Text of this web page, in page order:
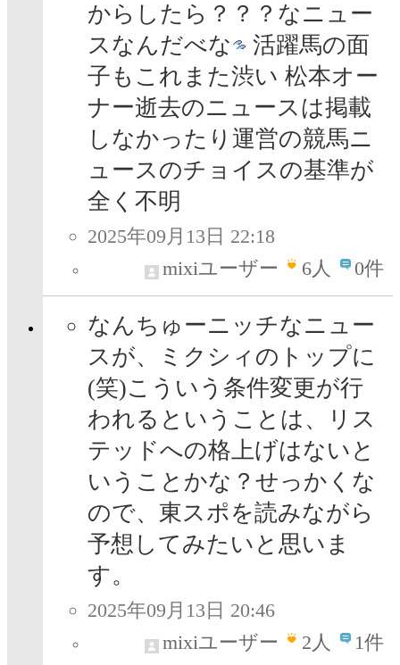
からしたら？？？なニュー
スなんだべな
活躍馬の面
子もこれまた渋い 松本オー
ナー逝去のニュースは掲載
しなかったり運営の競馬ニ
ュースのチョイスの基準が
全く不明
2025年09月13日 22:18
mixiユーザー
6人 0件
なんちゅーニッチなニュー
スが、ミクシィのトップに
(笑)こういう条件変更が行
われるということは、リス
テッドへの格上げはないと
いうことかな？せっかくな
ので、東スポを読みながら
予想してみたいと思いま
す。
2025年09月13日 20:46
mixiユーザー
2人 1件